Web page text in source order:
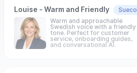
Louise - Warm and Friendly
Sueco
Warm and approachable
Swedish voice with a friendly
tone. Perfect for customer
service, onboarding guides,
and conversational AI.